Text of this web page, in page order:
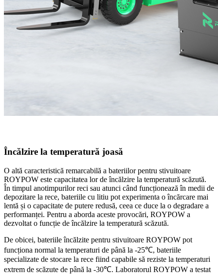
Încălzire la temperatură joasă
O altă caracteristică remarcabilă a bateriilor pentru stivuitoare
ROYPOW este capacitatea lor de încălzire la temperatură scăzută.
În timpul anotimpurilor reci sau atunci când funcționează în medii de
depozitare la rece, bateriile cu litiu pot experimenta o încărcare mai
lentă și o capacitate de putere redusă, ceea ce duce la o degradare a
performanței. Pentru a aborda aceste provocări, ROYPOW a
dezvoltat o funcție de încălzire la temperatură scăzută.
De obicei, bateriile încălzite pentru stivuitoare ROYPOW pot
funcționa normal la temperaturi de până la -25℃, bateriile
specializate de stocare la rece fiind capabile să reziste la temperaturi
extrem de scăzute de până la -30℃. Laboratorul ROYPOW a testat